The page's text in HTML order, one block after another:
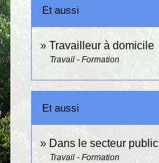
Et aussi
Travailleur à domicile
Travail - Formation
Et aussi
Dans le secteur public
Travail - Formation